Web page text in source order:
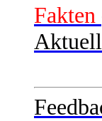
Fakten